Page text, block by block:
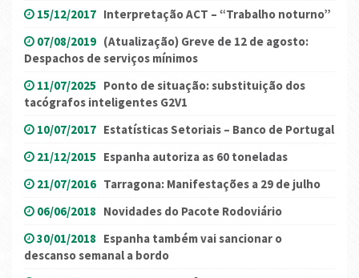
15/12/2017 Interpretação ACT – “Trabalho noturno”
07/08/2019 (Atualização) Greve de 12 de agosto:
Despachos de serviços mínimos
11/07/2025 Ponto de situação: substituição dos
tacógrafos inteligentes G2V1
10/07/2017 Estatísticas Setoriais – Banco de Portugal
21/12/2015 Espanha autoriza as 60 toneladas
21/07/2016 Tarragona: Manifestações a 29 de julho
06/06/2018 Novidades do Pacote Rodoviário
30/01/2018 Espanha também vai sancionar o
descanso semanal a bordo